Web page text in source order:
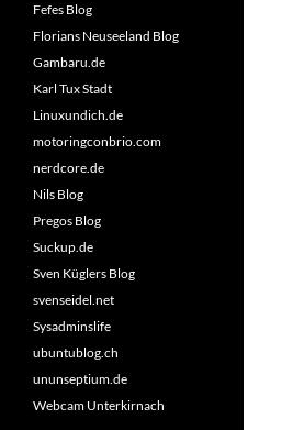
Fefes Blog
Florians Neuseeland Blog
Gambaru.de
Karl Tux Stadt
Linuxundich.de
motoringconbrio.com
nerdcore.de
Nils Blog
Pregos Blog
Suckup.de
Sven Küglers Blog
svenseidel.net
Sysadminslife
ubuntublog.ch
ununseptium.de
Webcam Unterkirnach